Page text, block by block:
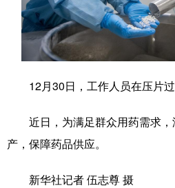
食品 人居
学术中国
12月30日，工作人员在压片过
近日，为满足群众用药需求，
产，保障药品供应。
新华社记者 伍志尊 摄